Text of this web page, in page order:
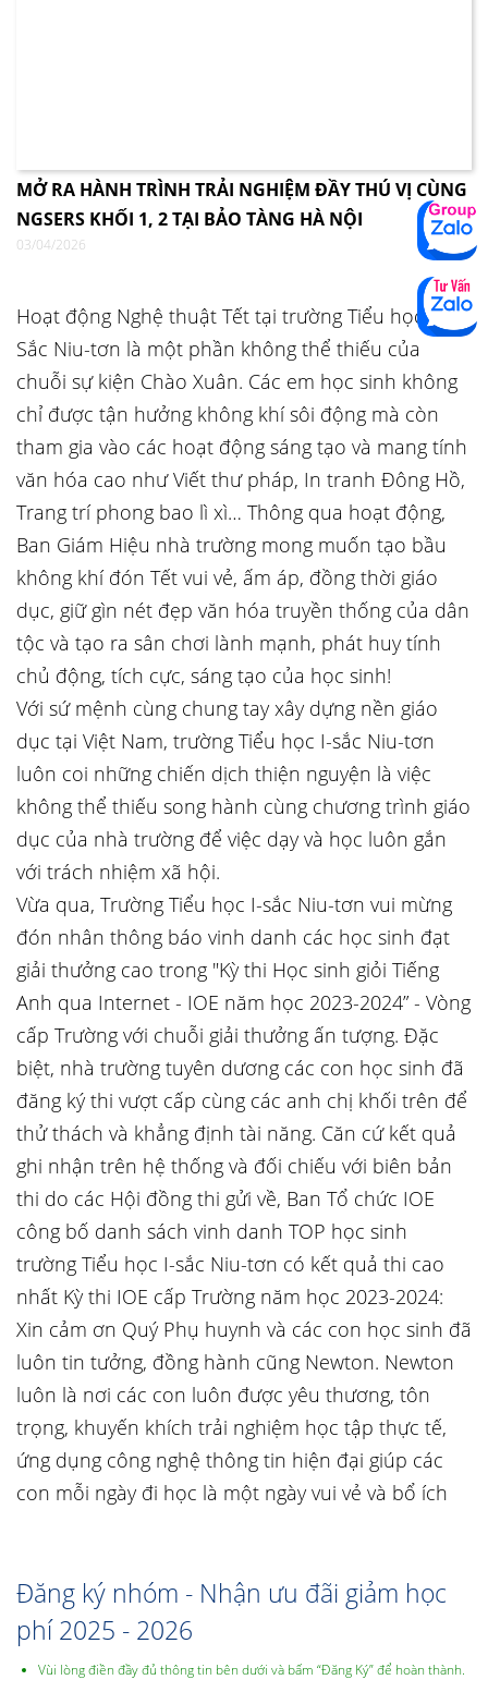
MỞ RA HÀNH TRÌNH TRẢI NGHIỆM ĐẦY THÚ VỊ CÙNG
NGSERS KHỐI 1, 2 TẠI BẢO TÀNG HÀ NỘI
03/04/2026
Hoạt động Nghệ thuật Tết tại trường Tiểu học I-
Sắc Niu-tơn là một phần không thể thiếu của
chuỗi sự kiện Chào Xuân. Các em học sinh không
chỉ được tận hưởng không khí sôi động mà còn
tham gia vào các hoạt động sáng tạo và mang tính
văn hóa cao như Viết thư pháp, In tranh Đông Hồ,
Trang trí phong bao lì xì… Thông qua hoạt động,
Ban Giám Hiệu nhà trường mong muốn tạo bầu
không khí đón Tết vui vẻ, ấm áp, đồng thời giáo
dục, giữ gìn nét đẹp văn hóa truyền thống của dân
tộc và tạo ra sân chơi lành mạnh, phát huy tính
chủ động, tích cực, sáng tạo của học sinh!
Với sứ mệnh cùng chung tay xây dựng nền giáo
dục tại Việt Nam, trường Tiểu học I-sắc Niu-tơn
luôn coi những chiến dịch thiện nguyện là việc
không thể thiếu song hành cùng chương trình giáo
dục của nhà trường để việc dạy và học luôn gắn
với trách nhiệm xã hội.
Vừa qua, Trường Tiểu học I-sắc Niu-tơn vui mừng
đón nhân thông báo vinh danh các học sinh đạt
giải thưởng cao trong "Kỳ thi Học sinh giỏi Tiếng
Anh qua Internet - IOE năm học 2023-2024” - Vòng
cấp Trường với chuỗi giải thưởng ấn tượng. Đặc
biệt, nhà trường tuyên dương các con học sinh đã
đăng ký thi vượt cấp cùng các anh chị khối trên để
thử thách và khẳng định tài năng. Căn cứ kết quả
ghi nhận trên hệ thống và đối chiếu với biên bản
thi do các Hội đồng thi gửi về, Ban Tổ chức IOE
công bố danh sách vinh danh TOP học sinh
trường Tiểu học I-sắc Niu-tơn có kết quả thi cao
nhất Kỳ thi IOE cấp Trường năm học 2023-2024:
Xin cảm ơn Quý Phụ huynh và các con học sinh đã
luôn tin tưởng, đồng hành cũng Newton. Newton
luôn là nơi các con luôn được yêu thương, tôn
trọng, khuyến khích trải nghiệm học tập thực tế,
ứng dụng công nghệ thông tin hiện đại giúp các
con mỗi ngày đi học là một ngày vui vẻ và bổ ích
Đăng ký nhóm - Nhận ưu đãi giảm học
phí 2025 - 2026
Vùi lòng điền đầy đủ thông tin bên dưới và bấm “Đăng Ký” để hoàn thành.